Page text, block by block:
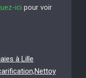
ici pour voir
à Lille